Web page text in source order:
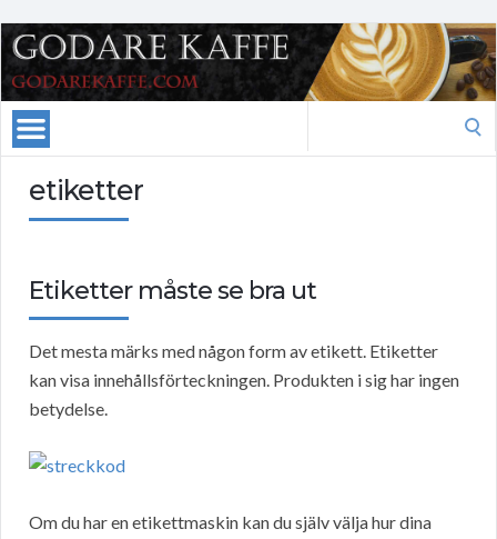
etiketter
Etiketter måste se bra ut
Det mesta märks med någon form av etikett. Etiketter
kan visa innehållsförteckningen. Produkten i sig har ingen
betydelse.
Om du har en etikettmaskin kan du själv välja hur dina